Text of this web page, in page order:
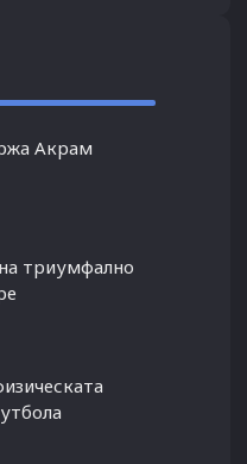
Акрам
триумфално